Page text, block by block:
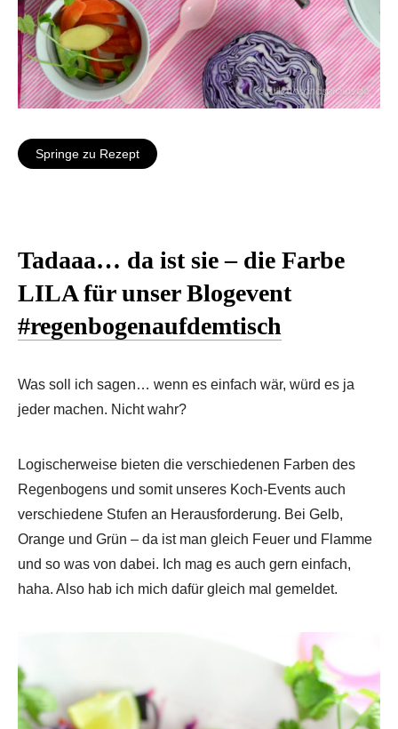
Springe zu Rezept
Tadaaa… da ist sie – die Farbe
LILA für unser Blogevent
#regenbogenaufdemtisch
Was soll ich sagen… wenn es einfach wär, würd es ja
jeder machen. Nicht wahr?
Logischerweise bieten die verschiedenen Farben des
Regenbogens und somit unseres Koch-Events auch
verschiedene Stufen an Herausforderung. Bei Gelb,
Orange und Grün – da ist man gleich Feuer und Flamme
und so was von dabei. Ich mag es auch gern einfach,
haha. Also hab ich mich dafür gleich mal gemeldet.